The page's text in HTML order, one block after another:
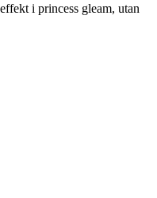
i princess gleam, utan